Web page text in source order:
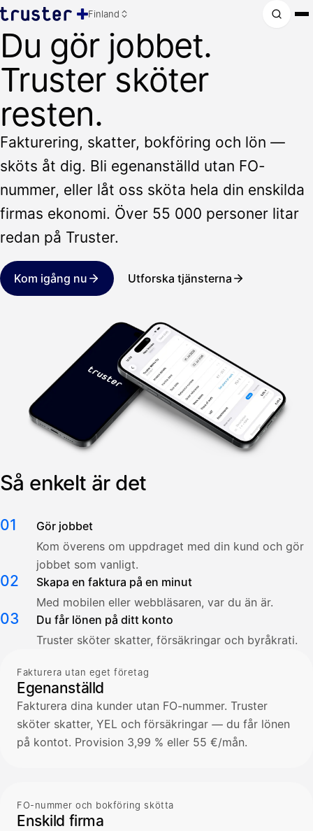
Finland
Du gör jobbet.
Truster sköter
resten.
Fakturering, skatter, bokföring och lön —
sköts åt dig. Bli egenanställd utan FO-
nummer, eller låt oss sköta hela din enskilda
firmas ekonomi. Över 55 000 personer litar
redan på Truster.
Kom igång nu Utforska tjänsterna
Så enkelt är det
01
Gör jobbet
Kom överens om uppdraget med din kund och gör
jobbet som vanligt.
02
Skapa en faktura på en minut
Med mobilen eller webbläsaren, var du än är.
03
Du får lönen på ditt konto
Truster sköter skatter, försäkringar och byråkrati.
Fakturera utan eget företag
Egenanställd
Fakturera dina kunder utan FO-nummer. Truster
sköter skatter, YEL och försäkringar — du får lönen
på kontot. Provision 3,99 % eller 55 €/mån.
FO-nummer och bokföring skötta
Enskild firma